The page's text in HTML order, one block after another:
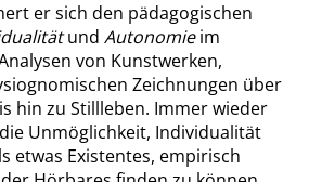
er sich den pädagogischen
und Autonomieim
von Kunstwerken,
Zeichnungen über
hin zu Stillleben. Immer wieder
Unmöglichkeit, Individualität
etwas Existentes, empirisch